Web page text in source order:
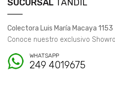
SUCURSAL TANDIL
Colectora Luis María Macaya 1153
Conoce nuestro exclusivo
WHATSAPP
249 4019675